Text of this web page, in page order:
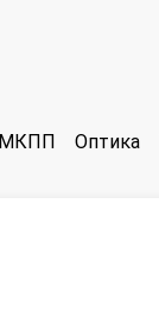
МКПП Оптика